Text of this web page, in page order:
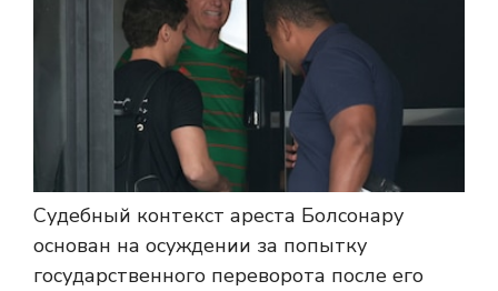
Судебный контекст ареста Болсонару
основан на осуждении за попытку
государственного переворота после его